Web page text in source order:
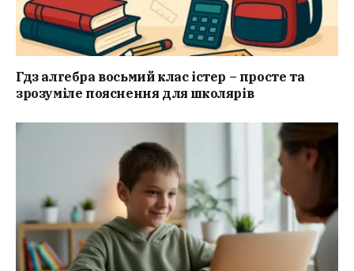
Гдз алгебра восьмий клас істер – просте та
зрозуміле пояснення для школярів